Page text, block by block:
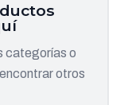
categorías o
otros